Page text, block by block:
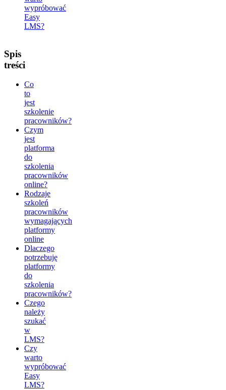
wypróbować
Easy
LMS?
Spis
treści
Co
to
jest
szkolenie
pracowników?
Czym
jest
platforma
do
szkolenia
pracowników
online?
Rodzaje
szkoleń
pracowników
wymagających
platformy
online
Dlaczego
potrzebuję
platformy
do
szkolenia
pracowników?
Czego
należy
szukać
w
LMS?
Czy
warto
wypróbować
Easy
LMS?